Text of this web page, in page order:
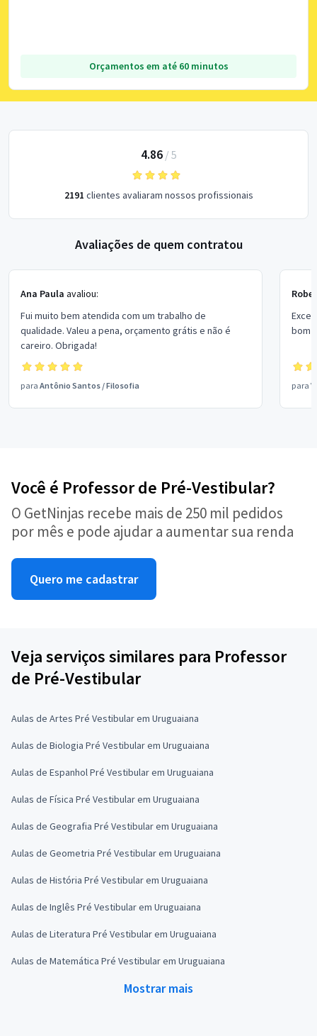
Orçamentos em até 60 minutos
4.86/ 5
2191 clientes avaliaram nossos profissionais
Avaliações de quem contratou
Ana Paula avaliou:
Fui muito bem atendida com um trabalho de
qualidade. Valeu a pena, orçamento grátis e não é
careiro. Obrigada!
para Antônio Santos /Filosofia
bom
para
Você é Professor de Pré-Vestibular?
O GetNinjas recebe mais de 250 mil pedidos
por mês e pode ajudar a aumentar sua renda
Quero me cadastrar
Veja serviços similares para Professor
de Pré-Vestibular
Aulas de Artes Pré Vestibular em Uruguaiana
Aulas de Biologia Pré Vestibular em Uruguaiana
Aulas de Espanhol Pré Vestibular em Uruguaiana
Aulas de Física Pré Vestibular em Uruguaiana
Aulas de Geografia Pré Vestibular em Uruguaiana
Aulas de Geometria Pré Vestibular em Uruguaiana
Aulas de História Pré Vestibular em Uruguaiana
Aulas de Inglês Pré Vestibular em Uruguaiana
Aulas de Literatura Pré Vestibular em Uruguaiana
Aulas de Matemática Pré Vestibular em Uruguaiana
Mostrar mais